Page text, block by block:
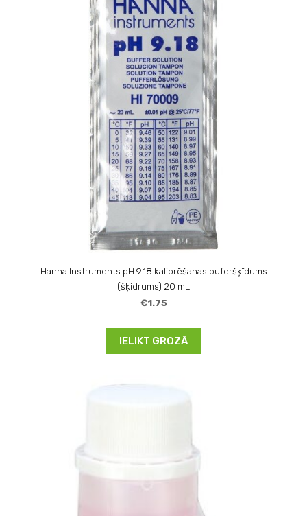
Hanna Instruments pH 9.18 kalibrēšanas buferšķīdums
(šķidrums) 20 mL
€1.75
IELIKT GROZĀ